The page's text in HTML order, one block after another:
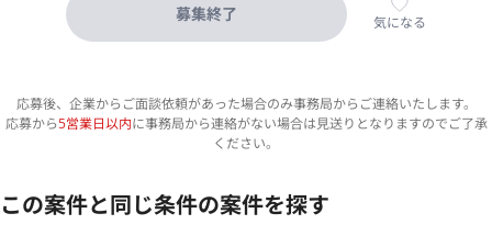
募集終了 気になる
応募後、企業からご面談依頼があった場合のみ事務局からご連絡いたします。
応募から5営業日以内に事務局から連絡がない場合は見送りとなりますのでご了承
ください。
この案件と同じ条件の案件を探す